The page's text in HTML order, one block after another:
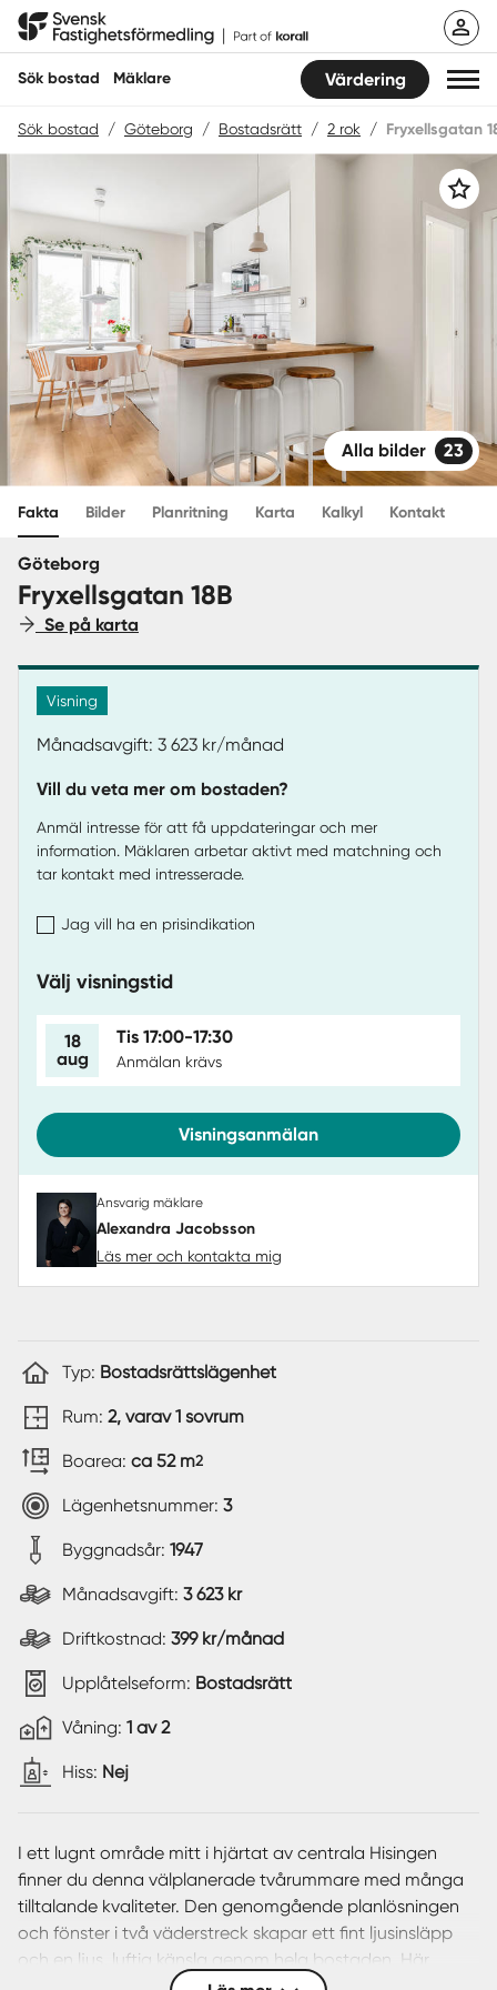
Hoppa
Svensk Fastighetsförmedling
Sök bostad Mäklare Värdering
Sök bostad
Hitta mäklare
Sälja
Köpa
Guider
Start
Logga in
Sverige
Sök bostad / Göteborg / Bostadsrätt / 2 rok / Fryxellsgatan
Spara
Alla bilder 23
Fakta Bilder Planritning Karta Kalkyl Kontakt
Göteborg
Fryxellsgatan 18B
Se på karta
Visning
Månadsavgift: 3 623 kr/månad
Vill du veta mer om bostaden?
Anmäl intresse för att få uppdateringar och mer
information. Mäklaren arbetar aktivt med matchning och
tar kontakt med intresserade.
Jag vill ha en prisindikation
Välj visningstid
18
aug
Tis 17:00-17:30
Anmälan krävs
Visningsanmälan
Ansvarig mäklare
Alexandra Jacobsson
Läs mer och kontakta mig
Typ: Bostadsrättslägenhet
Rum: 2, varav 1 sovrum
Boarea: ca 52 m2
Lägenhetsnummer: 3
Byggnadsår: 1947
Månadsavgift: 3 623 kr
Driftkostnad: 399 kr/månad
Upplåtelseform: Bostadsrätt
Våning: 1 av 2
Hiss: Nej
I ett lugnt område mitt i hjärtat av centrala Hisingen
finner du denna välplanerade tvårummare med många
tilltalande kvaliteter. Den genomgående planlösningen
och fönster i två väderstreck skapar ett fint ljusinsläpp
och en ljus, luftig känsla genom hela bostaden. Här
erbjuds ett trivsamt hem med en smart planlösning som